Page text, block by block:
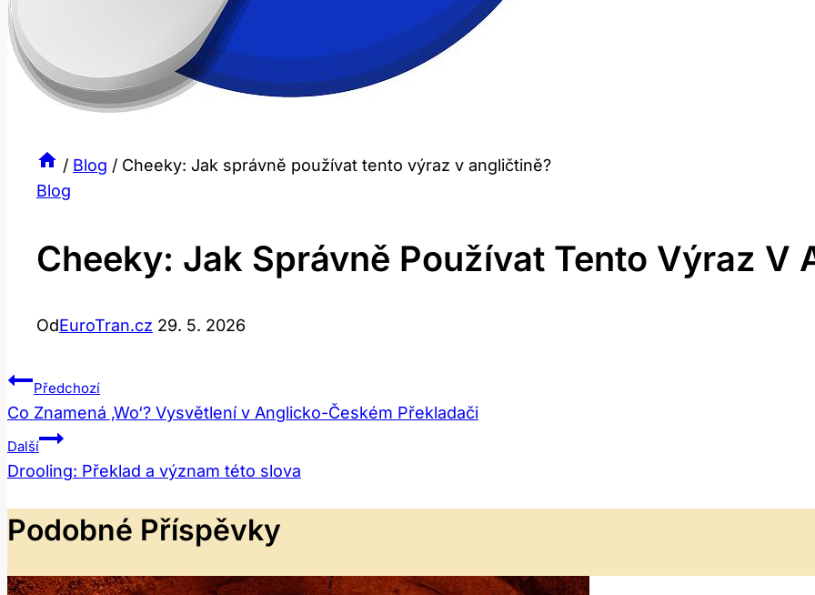
/ Blog / Cheeky: Jak správně používat tento výraz v angličtině?
Blog
Cheeky: Jak Správně Používat Tento Výraz V
OdEuroTran.cz 29. 5. 2026
Navigace
Pro
Příspěvek
Předchozí
Co Znamená ‚Wo‘? Vysvětlení v Anglicko-Českém Překladači
Další
Drooling: Překlad a význam této slova
Podobné Příspěvky